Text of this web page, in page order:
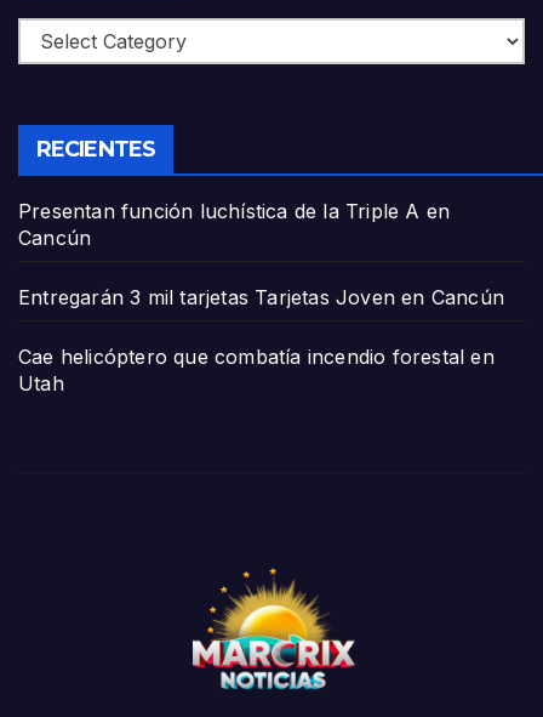
Categories
RECIENTES
Presentan función luchística de la Triple A en
Cancún
Entregarán 3 mil tarjetas Tarjetas Joven en Cancún
Cae helicóptero que combatía incendio forestal en
Utah